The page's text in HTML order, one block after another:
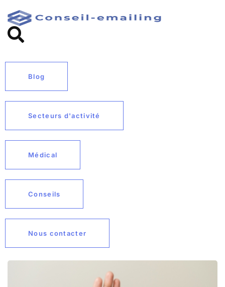
Blog
Secteurs d'activité
Médical
Conseils
Nous contacter